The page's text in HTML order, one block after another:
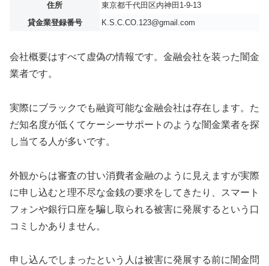
住所
東京都千代田区内神田1-9-13
貸金業登録番号
K.S.C.CO.123@gmail.com
会社概要はすべて虚偽の情報です。金融会社を装った闇金
業者です。
実際にブラックでも融資可能な金融会社は存在します。た
だ知名度が低くてケーシーサポートのような闇金業者を探
し当てる人が多いです。
外観からは審査の甘い消費者金融のように見えますが実際
に申し込むと理不尽な金銭の要求をしてきたり、スマート
フォンや銀行口座を騙し取られる被害に発展するという口
コミしかありません。
申し込んでしまったという人は被害に発展する前に闇金問